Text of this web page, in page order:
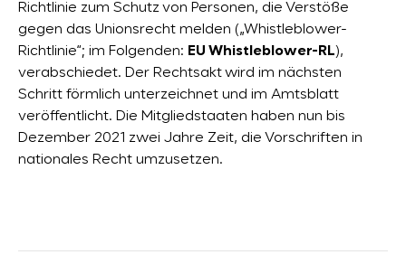
Richtlinie zum Schutz von Personen, die Verstöße
gegen das Unionsrecht melden („Whistleblower-
Richtlinie“; im Folgenden: EU Whistleblower-RL),
verabschiedet. Der Rechtsakt wird im nächsten
Schritt förmlich unterzeichnet und im Amtsblatt
veröffentlicht. Die Mitgliedstaaten haben nun bis
Dezember 2021 zwei Jahre Zeit, die Vorschriften in
nationales Recht umzusetzen.